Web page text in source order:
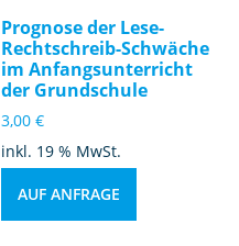
Prognose der Lese-
Rechtschreib-Schwäche
im Anfangsunterricht
der Grundschule
3,00€
inkl. 19 % MwSt.
AUF ANFRAGE